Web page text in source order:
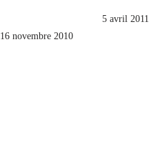
16 novembre 2010
5 avril 2011